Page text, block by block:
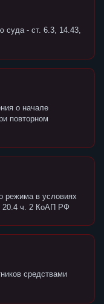
суда - ст. 6.3, 14.43,
о начале
повторном
режима в условиях
20.4 ч. 2 КоАП РФ
средствами